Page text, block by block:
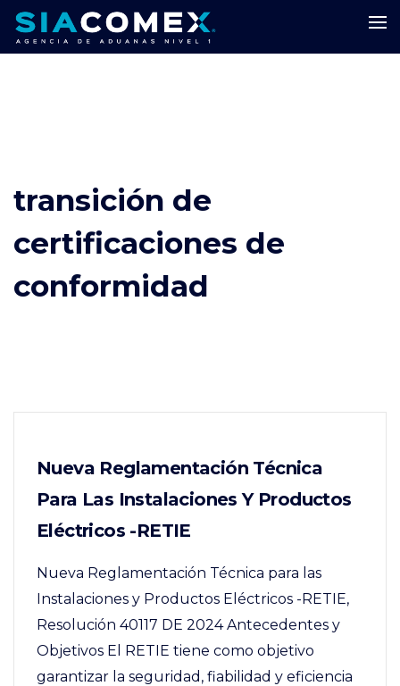
transición de
certificaciones de
conformidad
Nueva Reglamentación Técnica
Para Las Instalaciones Y Productos
Eléctricos -RETIE
Nueva Reglamentación Técnica para las
Instalaciones y Productos Eléctricos -RETIE,
Resolución 40117 DE 2024 Antecedentes y
Objetivos El RETIE tiene como objetivo
garantizar la seguridad, fiabilidad y eficiencia